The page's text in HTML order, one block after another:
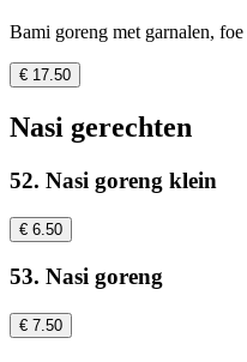
Bami goreng met garnalen,
€ 17.50
Nasi gerechten
52. Nasi goreng klein
€ 6.50
53. Nasi goreng
€ 7.50